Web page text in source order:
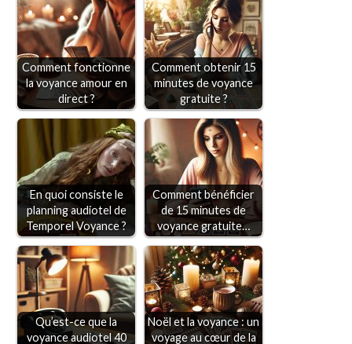
Comment fonctionne
la voyance amour en
direct ?
Comment obtenir 15
minutes de voyance
gratuite ?
En quoi consiste le
planning audiotel de
Temporel Voyance ?
Comment bénéficier
de 15 minutes de
voyance gratuite…
Qu’est-ce que la
voyance audiotel 40
Noël et la voyance : un
voyage au cœur de la